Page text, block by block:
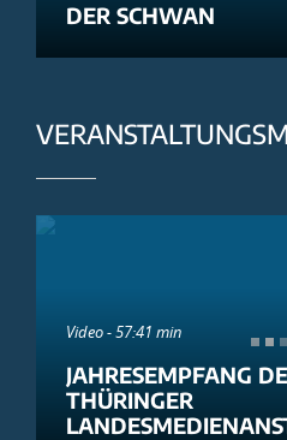
DER SCHWAN
Video - 57:41 min
JAHRESEMPFANG
THÜRINGER